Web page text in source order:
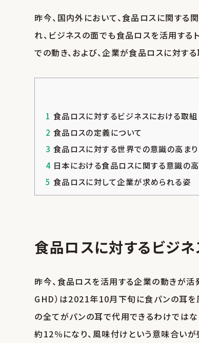
昨今、国内外において、食品ロスに関す
れ、ビジネスの面でも食品ロスを活用する
での動き、および、企業が食品ロスに対す
1 食品ロスに対するビジネスにおける取組
2 食品ロスの定義について
3 食品ロスに対する世界での意識の高まり
4 日本における食品ロスに関する意識の
5 食品ロスに対して企業が求められる姿
食品ロスに対するビジ
昨今、食品ロスを活用する企業の動きが活
GHD）は2021年10月下旬に食パンの耳を
の全てがパンの耳で代用できるわけではな
約12％になり、風味付けという意味合いが